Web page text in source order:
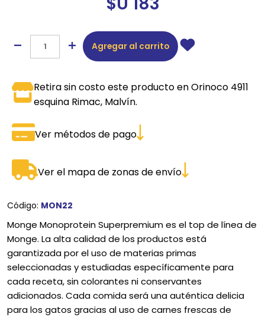
Agregar al carrito
Retira sin costo este producto en Orinoco 4911
esquina Rimac, Malvín.
Ver métodos de pago
Ver el mapa de zonas de envío
Código: MON22
Monge Monoprotein Superpremium es el top de línea de
Monge. La alta calidad de los productos está
garantizada por el uso de materias primas
seleccionadas y estudiadas específicamente para
cada receta, sin colorantes ni conservantes
adicionados. Cada comida será una auténtica delicia
para los gatos gracias al uso de carnes frescas de